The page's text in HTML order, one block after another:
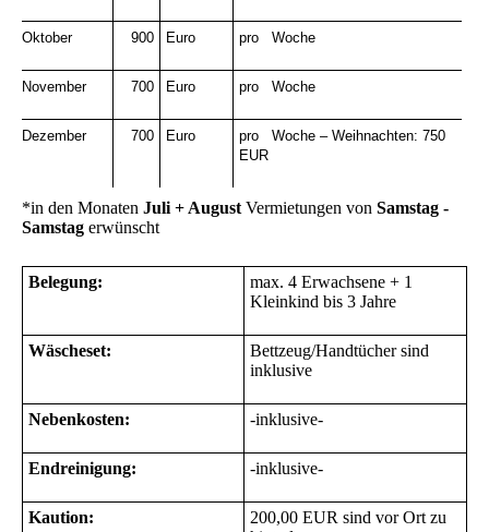
Oktober 900 Euro pro Woche
November 700 Euro pro Woche
Dezember 700 Euro
pro Woche – Weihnachten: 750
EUR
*in den Monaten Juli + August Vermietungen von Samstag -
Samstag erwünscht
Belegung:
max. 4 Erwachsene + 1
Kleinkind bis 3 Jahre
Wäscheset:
Bettzeug/Handtücher sind
inklusive
Nebenkosten: -inklusive-
Endreinigung: -inklusive-
Kaution:
200,00 EUR sind vor Ort zu